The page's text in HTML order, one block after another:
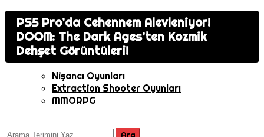
MMORPG
Oyuncu Sayısı
Nişancı Oyunları
Extraction Shooter Oyunları
MMORPG
PS5 Pro’da Cehennem Alevleniyor!
DOOM: The Dark Ages’ten Kozmik
Dehşet Görüntüleri!